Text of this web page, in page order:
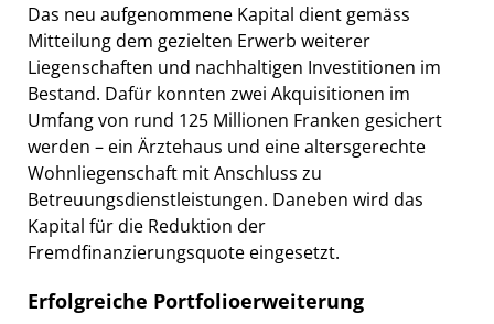
Das neu aufgenommene Kapital dient gemäss
Mitteilung dem gezielten Erwerb weiterer
Liegenschaften und nachhaltigen Investitionen im
Bestand. Dafür konnten zwei Akquisitionen im
Umfang von rund 125 Millionen Franken gesichert
werden – ein Ärztehaus und eine altersgerechte
Wohnliegenschaft mit Anschluss zu
Betreuungsdienstleistungen. Daneben wird das
Kapital für die Reduktion der
Fremdfinanzierungsquote eingesetzt.
Erfolgreiche Portfolioerweiterung